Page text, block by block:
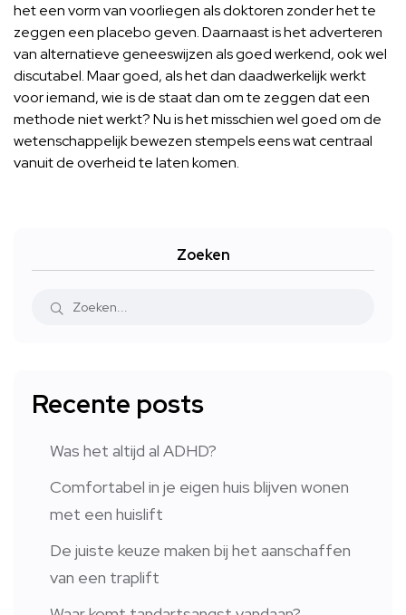
het een vorm van voorliegen als doktoren zonder het te
zeggen een placebo geven. Daarnaast is het adverteren
van alternatieve geneeswijzen als goed werkend, ook wel
discutabel. Maar goed, als het dan daadwerkelijk werkt
voor iemand, wie is de staat dan om te zeggen dat een
methode niet werkt? Nu is het misschien wel goed om de
wetenschappelijk bewezen stempels eens wat centraal
vanuit de overheid te laten komen.
Zoeken
Recente posts
Was het altijd al ADHD?
Comfortabel in je eigen huis blijven wonen
met een huislift
De juiste keuze maken bij het aanschaffen
van een traplift